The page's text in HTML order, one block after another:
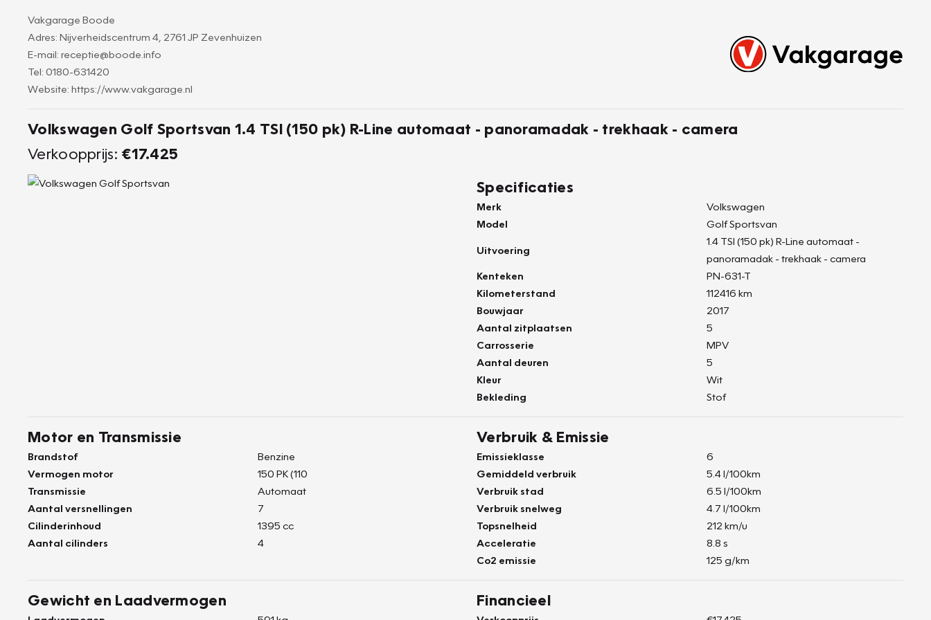
Vakgarage Boode
Adres: Nijverheidscentrum 4, 2761 JP Zevenhuizen
E-mail: receptie@boode.info
Tel: 0180-631420
Website: https://www.vakgarage.nl
Volkswagen Golf Sportsvan 1.4 TSI (150 pk) R-Line automaat - panoramadak - trekhaak - camera
Verkoopprijs: €17.425
Specificaties
Merk
Volkswagen
Model
Golf Sportsvan
Uitvoering
1.4 TSI (150 pk) R-Line automaat -
panoramadak - trekhaak - camera
Kenteken
PN-631-T
Kilometerstand
112416 km
Bouwjaar
2017
Aantal zitplaatsen
5
Carrosserie
MPV
Aantal deuren
5
Kleur
Wit
Bekleding
Stof
Motor en Transmissie
Brandstof
Benzine
Vermogen motor
150 PK (110
Transmissie
Automaat
Aantal versnellingen
7
Cilinderinhoud
1395 cc
Aantal cilinders
4
Verbruik & Emissie
Emissieklasse
6
Gemiddeld verbruik
5.4 l/100km
Verbruik stad
6.5 l/100km
Verbruik snelweg
4.7 l/100km
Topsnelheid
212 km/u
Acceleratie
8.8 s
Co2 emissie
125 g/km
Gewicht en Laadvermogen Financieel